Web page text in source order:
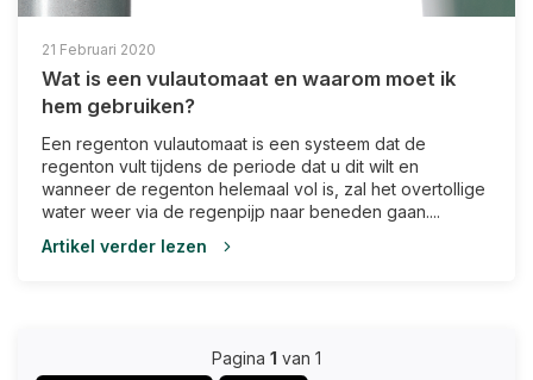
21 Februari 2020
Wat is een vulautomaat en waarom moet ik
hem gebruiken?
Een regenton vulautomaat is een systeem dat de
regenton vult tijdens de periode dat u dit wilt en
wanneer de regenton helemaal vol is, zal het overtollige
water weer via de regenpijp naar beneden gaan....
Artikel verder lezen
Pagina 1 van 1